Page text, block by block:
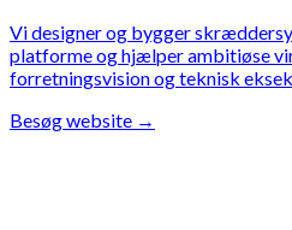
Vi designer og bygger
platforme og hjælper ambitiøse
forretningsvision og teknisk
Besøg website →